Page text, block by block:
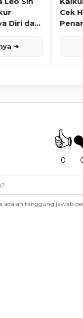
Diri dan
➔
Cek
👍
0
adalah tanggung jawab